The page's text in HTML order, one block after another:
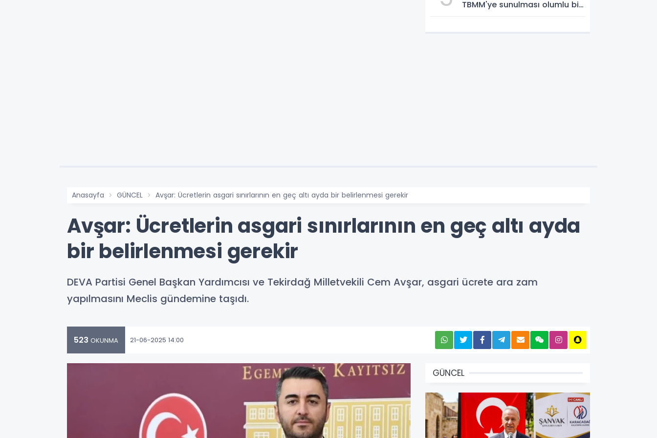
TBMM'ye sunulması olumlu bir
Anasayfa GÜNCEL Avşar: Ücretlerin asgari sınırlarının en geç altı ayda bir belirlenmesi gerekir
Avşar: Ücretlerin asgari sınırlarının en geç altı ayda
bir belirlenmesi gerekir
DEVA Partisi Genel Başkan Yardımcısı ve Tekirdağ Milletvekili Cem Avşar, asgari ücrete ara zam
yapılmasını Meclis gündemine taşıdı.
523 OKUNMA 21-06-2025 14:00
GÜNCEL